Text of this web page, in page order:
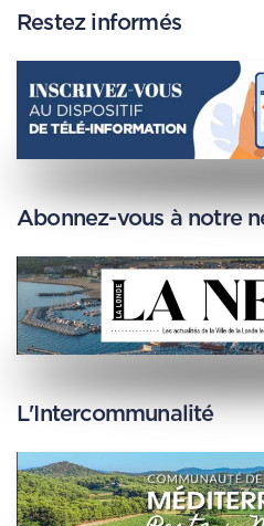
Restez informés
Abonnez-vous à notre
L'Intercommunalité